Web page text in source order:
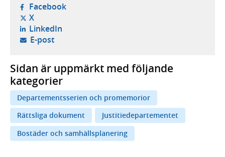
Facebook- öppnas i ny flik, extern webbplats,
X- öppnas i ny flik, extern webbplats,
LinkedIn- öppnas i ny flik, extern webbplats,
E-post- öppnar din e-postklient,
Sidan är uppmärkt med följande
kategorier
Departementsserien och promemorior
Rättsliga dokument
Justitiedepartementet
Bostäder och samhällsplanering